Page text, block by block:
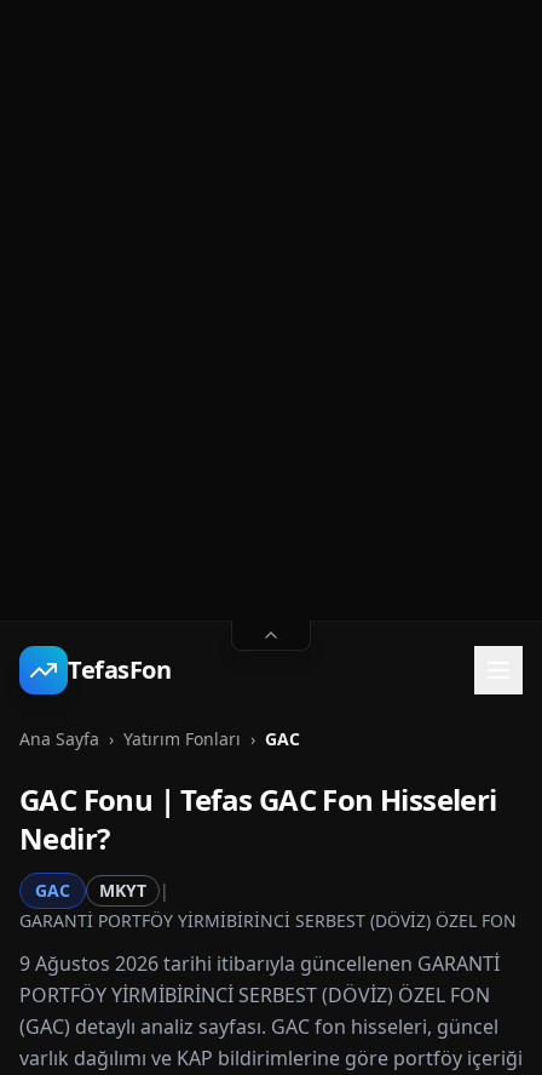
TefasFon
Ana Sayfa › Yatırım Fonları › GAC
GACFonu | Tefas GACFon Hisseleri
Nedir?
GAC MKYT
|
GARANTİ PORTFÖY YİRMİBİRİNCİ SERBEST (DÖVİZ) ÖZEL FON
9 Ağustos 2026 tarihi itibarıyla güncellenen GARANTİ
PORTFÖY YİRMİBİRİNCİ SERBEST (DÖVİZ) ÖZEL FON
(GAC) detaylı analiz sayfası. GAC fon hisseleri, güncel
varlık dağılımı ve KAP bildirimlerine göre portföy içeriği